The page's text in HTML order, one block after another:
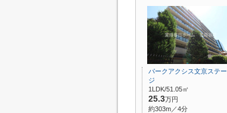
パークアクシス文京ステー
ジ
1LDK/51.05㎡
25.3万円
約303m／4分